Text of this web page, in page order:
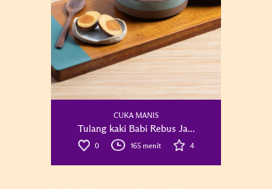
CUKA MANIS
Tulang kaki Babi Rebus Ja...
0 165 menit 4